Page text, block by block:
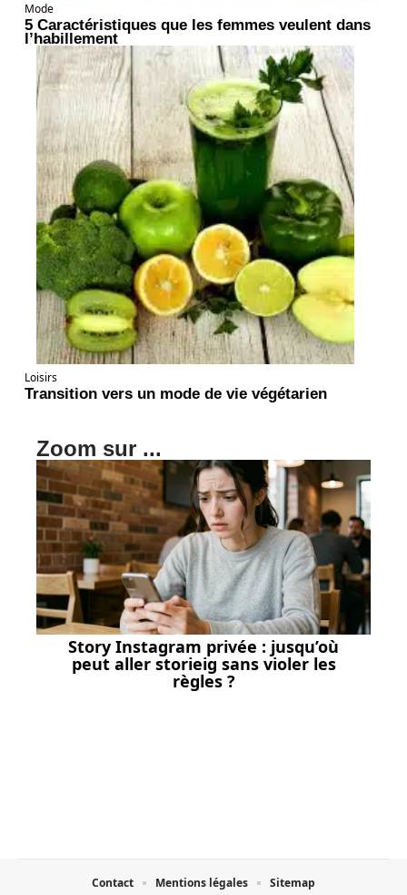
Mode
5 Caractéristiques que les femmes veulent dans
l’habillement
Loisirs
Transition vers un mode de vie végétarien
Zoom sur ...
Story Instagram privée : jusqu’où
peut aller storieig sans violer les
règles ?
Contact Mentions légales Sitemap